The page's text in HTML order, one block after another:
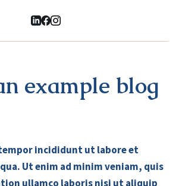
example blog
incididunt ut labore et
Ut enim ad minim veniam, quis
ullamco laboris nisi ut aliquip